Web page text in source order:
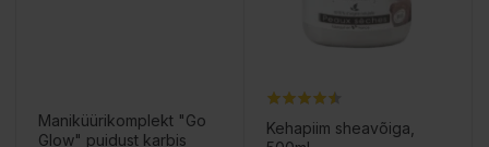
Maniküürikomplekt "Go
Glow" puidust karbis
Kehapiim sheavõiga,